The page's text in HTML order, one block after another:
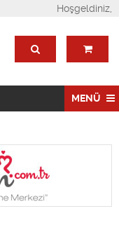
Hoşgeldiniz,
MENÜ